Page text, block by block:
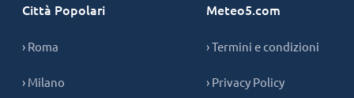
Città Popolari
› Roma
› Milano
Meteo5.com
› Termini e condizioni
› Privacy Policy